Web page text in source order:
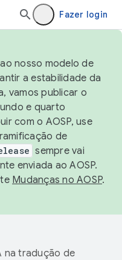
Fazer login
nosso modelo de
a estabilidade da
vamos publicar o
e quarto
com o AOSP, use
de
sempre vai
enviada ao AOSP.
Mudanças no AOSP.
na tradução de